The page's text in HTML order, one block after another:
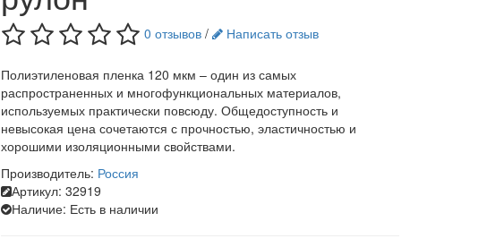
0 отзывов / Написать отзыв
Полиэтиленовая пленка 120 мкм – один из самых
распространенных и многофункциональных материалов,
используемых практически повсюду. Общедоступность и
невысокая цена сочетаются с прочностью, эластичностью и
хорошими изоляционными свойствами.
Производитель: Россия
Артикул: 32919
Наличие: Есть в наличии